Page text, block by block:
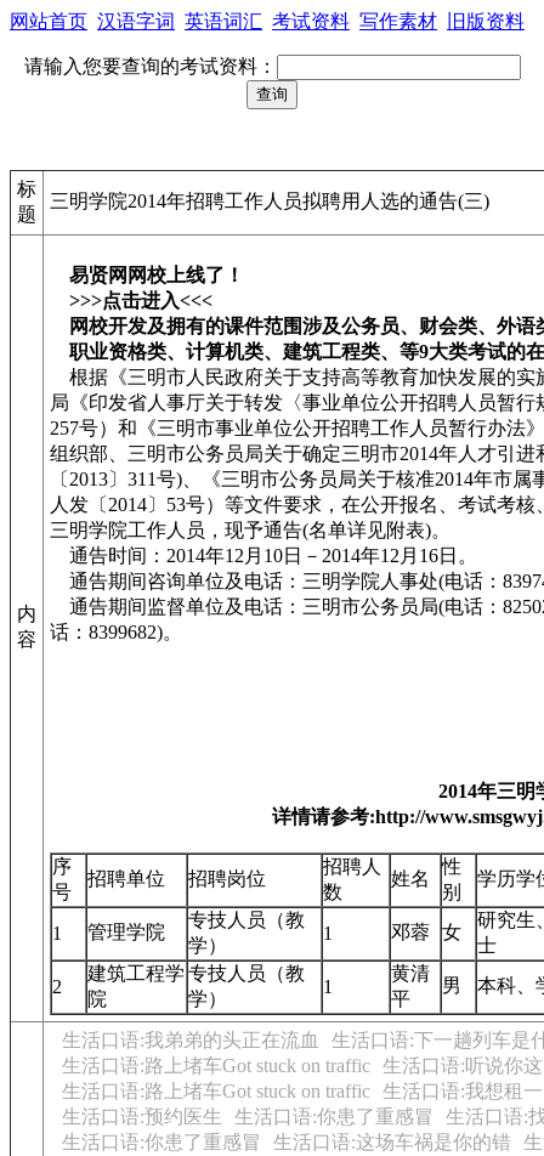
网站首页 汉语字词 英语词汇 考试资料 写作素材 旧版资料
请输入您要查询的考试资料：
标
题
三明学院2014年招聘工作人员拟聘用人选的通告(三)
内
容
易贤网网校上线了！
>>>点击进入<<<
网校开发及拥有的课件范围涉及公务员、财会类、外
职业资格类、计算机类、建筑工程类、等9大类考试的
根据《三明市人民政府关于支持高等教育加快发展的实
局《印发省人事厅关于转发〈事业单位公开招聘人员暂
257号）和《三明市事业单位公开招聘工作人员暂行办法
组织部、三明市公务员局关于确定三明市2014年人才引
〔2013〕311号)、《三明市公务员局关于核准2014年市
人发〔2014〕53号）等文件要求，在公开报名、考试考
三明学院工作人员，现予通告(名单详见附表)。
通告时间：2014年12月10日－2014年12月16日。
通告期间咨询单位及电话：三明学院人事处(电话：
通告期间监督单位及电话：三明市公务员局(电话：
话：8399682)。
2014年三
详情请参考:http://
序
号
招聘单位 招聘岗位
招聘人
数
姓名
性
别
学历学
1 管理学院
专技人员（教
学）
1 邓蓉 女
研究生
士
2
建筑工程学
院
专技人员（教
学）
1
黄清
平
男 本科、
生活口语:我弟弟的头正在流血
生活口语:下一趟列车是
生活口语:路上堵车Got stuck on traffic 生活口语:听说你
生活口语:路上堵车Got stuck on traffic 生活口语:我想租
生活口语:预约医生
生活口语:你患了重感冒
生活口语:
生活口语:你患了重感冒
生活口语:这场车祸是你的错